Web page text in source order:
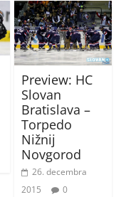
Preview: HC
Slovan
Bratislava –
Torpedo
Nižnij
Novgorod
26. decembra
2015
0